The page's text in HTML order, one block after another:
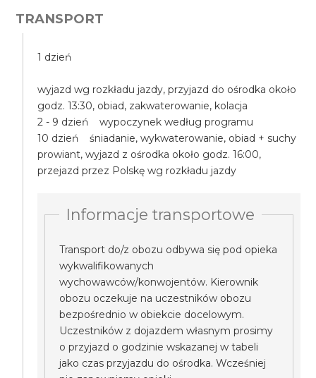
TRANSPORT
1 dzień
wyjazd wg rozkładu jazdy, przyjazd do ośrodka około
godz. 13:30, obiad, zakwaterowanie, kolacja
2 - 9 dzień wypoczynek według programu
10 dzień śniadanie, wykwaterowanie, obiad + suchy
prowiant, wyjazd z ośrodka około godz. 16:00,
przejazd przez Polskę wg rozkładu jazdy
Informacje transportowe
Transport do/z obozu odbywa się pod opieka
wykwalifikowanych
wychowawców/konwojentów. Kierownik
obozu oczekuje na uczestników obozu
bezpośrednio w obiekcie docelowym.
Uczestników z dojazdem własnym prosimy
o przyjazd o godzinie wskazanej w tabeli
jako czas przyjazdu do ośrodka. Wcześniej